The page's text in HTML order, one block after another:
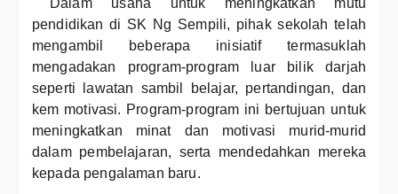
Dalam usaha untuk meningkatkan mutu
pendidikan di SK Ng Sempili, pihak sekolah telah
mengambil beberapa inisiatif termasuklah
mengadakan program-program luar bilik darjah
seperti lawatan sambil belajar, pertandingan, dan
kem motivasi. Program-program ini bertujuan untuk
meningkatkan minat dan motivasi murid-murid
dalam pembelajaran, serta mendedahkan mereka
kepada pengalaman baru.